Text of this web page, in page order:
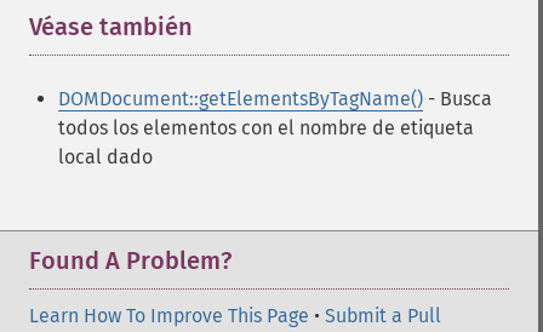
Véase también
DOMDocument::getElementsByTagName() - Busca
todos los elementos con el nombre de etiqueta
local dado
Found A Problem?
Learn How To Improve This Page • Submit a Pull